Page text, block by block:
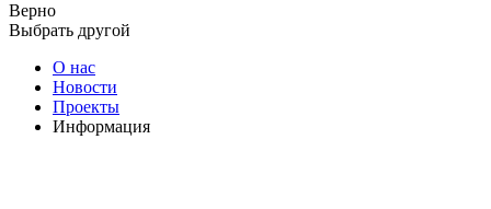
Верно
Выбрать другой
О нас
Новости
Проекты
Информация